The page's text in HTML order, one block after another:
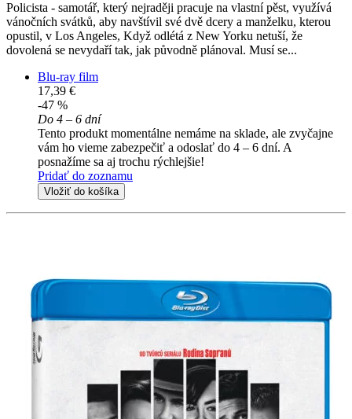
Policista - samotář, který nejraději pracuje na vlastní pěst, využívá
vánočních svátků, aby navštívil své dvě dcery a manželku, kterou
opustil, v Los Angeles, Když odlétá z New Yorku netuší, že
dovolená se nevydaří tak, jak původně plánoval. Musí se...
Blu-ray film
17,39 €
-47 %
Do 4 – 6 dní
Tento produkt momentálne nemáme na sklade, ale zvyčajne
vám ho vieme zabezpečiť a odoslať do 4 – 6 dní. A
posnažíme sa aj trochu rýchlejšie!
Pridať do zoznamu
Vložiť do košíka